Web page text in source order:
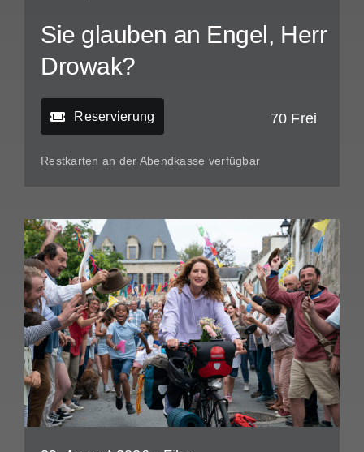
Sie glauben an Engel, Herr
Drowak?
Reservierung 70 Frei
Restkarten an der Abendkasse verfügbar